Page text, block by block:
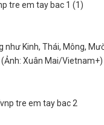
Kinh, Thái, Mông,
Xuân Mai/Vietnam+)